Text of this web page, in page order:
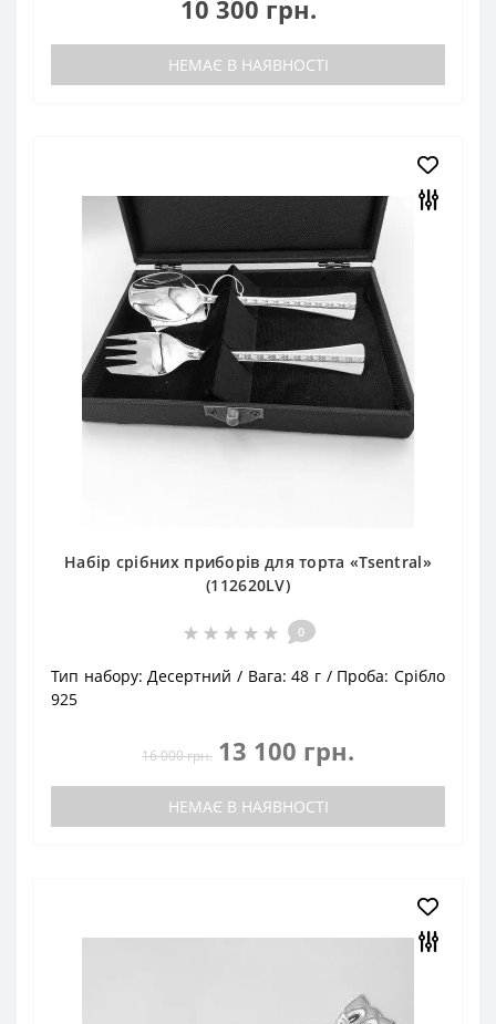
10 300 грн.
НЕМАЄ В НАЯВНОСТІ
Набір срібних приборів для торта «Tsentral»
(112620LV)
0
Тип набору: Десертний Вага: 48 г Проба: Срібло
925
16 000 грн. 13 100 грн.
НЕМАЄ В НАЯВНОСТІ